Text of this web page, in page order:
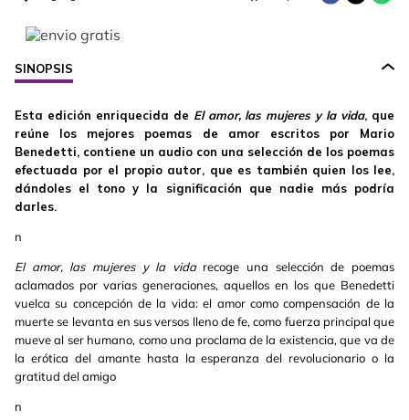
SINOPSIS
Esta edición enriquecida de El amor, las mujeres y la vida, que
reúne los mejores poemas de amor escritos por Mario
Benedetti, contiene un audio con una selección de los poemas
efectuada por el propio autor, que es también quien los lee,
dándoles el tono y la significación que nadie más podría
darles.
n
El amor, las mujeres y la vidarecoge una selección de poemas
aclamados por varias generaciones, aquellos en los que Benedetti
vuelca su concepción de la vida: el amor como compensación de la
muerte se levanta en sus versos lleno de fe, como fuerza principal que
mueve al ser humano, como una proclama de la existencia, que va de
la erótica del amante hasta la esperanza del revolucionario o la
gratitud del amigo
n